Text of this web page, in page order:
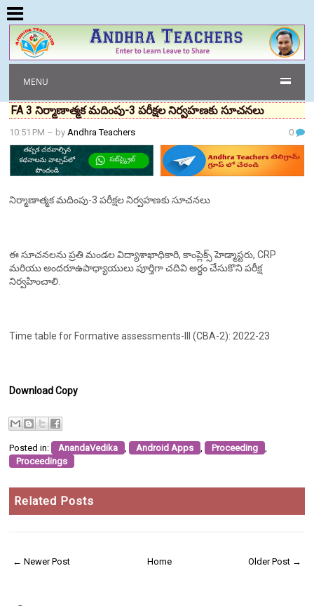
MENU
FA 3 నిర్మాణాత్మక మదింపు-3 పరీక్షల నిర్వహణకు సూచనలు
10:51 PM – byAndhra Teachers 0
నిర్మాణాత్మక మదింపు-3 పరీక్షల నిర్వహణకు సూచనలు
ఈ సూచనలను ప్రతి మండల విద్యాశాఖాధికారి, కాంప్లెక్స్ హెడ్మాస్టరు, CRP
మరియు అందరూఉపాధ్యాయులు పూర్తిగా చదివి అర్ధం చేసుకొని పరీక్ష
నిర్వహించాలి.
Time table for Formative assessments-III (CBA-2): 2022-23
Download Copy
Posted in: AnandaVedika , Android Apps , Proceeding
,
Proceedings
Related Posts
← Newer Post Older Post →
Home